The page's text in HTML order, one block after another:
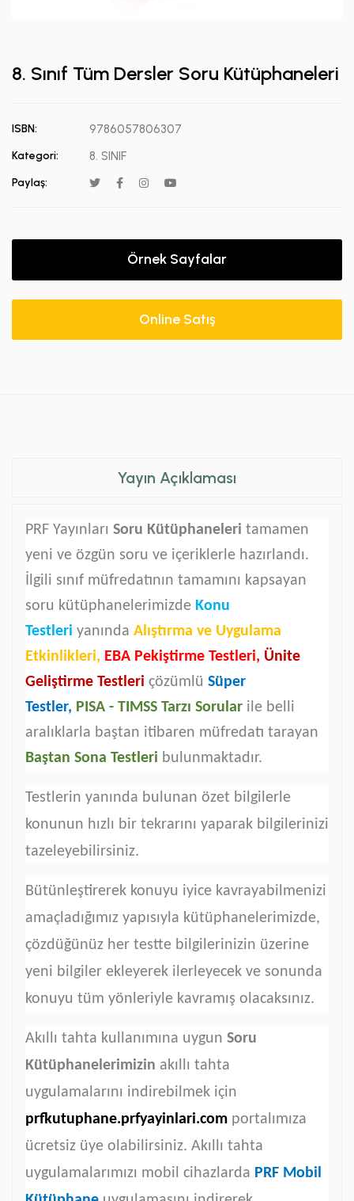
8. Sınıf Tüm Dersler Soru Kütüphaneleri
ISBN: 9786057806307
Kategori: 8. SINIF
Paylaş:
Örnek Sayfalar
Online Satış
Yayın Açıklaması
PRF Yayınları Soru Kütüphaneleri tamamen
yeni ve özgün soru ve içeriklerle hazırlandı.
İlgili sınıf müfredatının tamamını kapsayan
soru kütüphanelerimizde Konu
Testleri yanında Alıştırma ve Uygulama
Etkinlikleri, EBA Pekiştirme Testleri, Ünite
Geliştirme Testleri çözümlü Süper
Testler, PISA - TIMSS Tarzı Sorular ile belli
aralıklarla baştan itibaren müfredatı tarayan
Baştan Sona Testleri bulunmaktadır.
Testlerin yanında bulunan özet bilgilerle
konunun hızlı bir tekrarını yaparak bilgilerinizi
tazeleyebilirsiniz.
Bütünleştirerek konuyu iyice kavrayabilmenizi
amaçladığımız yapısıyla kütüphanelerimizde,
çözdüğünüz her testte bilgilerinizin üzerine
yeni bilgiler ekleyerek ilerleyecek ve sonunda
konuyu tüm yönleriyle kavramış olacaksınız.
Akıllı tahta kullanımına uygun Soru
Kütüphanelerimizin akıllı tahta
uygulamalarını indirebilmek için
prfkutuphane.prfyayinlari.com portalımıza
ücretsiz üye olabilirsiniz. Akıllı tahta
uygulamalarımızı mobil cihazlarda PRF Mobil